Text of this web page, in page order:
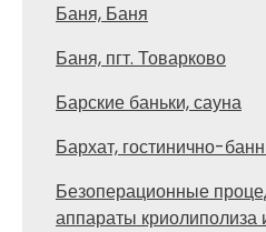
Баня, Баня
Баня, пгт. Товарково
Барские баньки, сауна
Бархат, гостинично-
Безоперационные
аппараты криолиполиза